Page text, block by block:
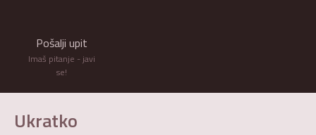
Pošalji upit
Imaš pitanje - javi
se!
Ukratko